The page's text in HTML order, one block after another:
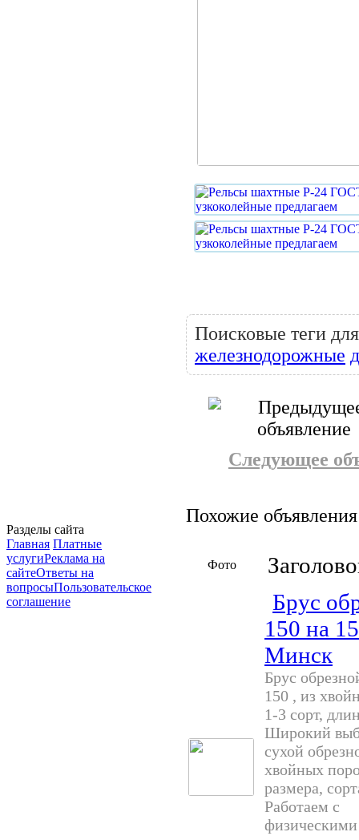
Разделы сайта
Главная Платные
услугиРеклама на
сайтеОтветы на
вопросыПользовательское
соглашение
Поисковые теги
железнодорожные
Следующее
Похожие объявления
Фото
Брус
150 на
Минск
Брус
150 , из
1-3 сорт,
Широкий
сухой
хвойных
размера,
Работаем с